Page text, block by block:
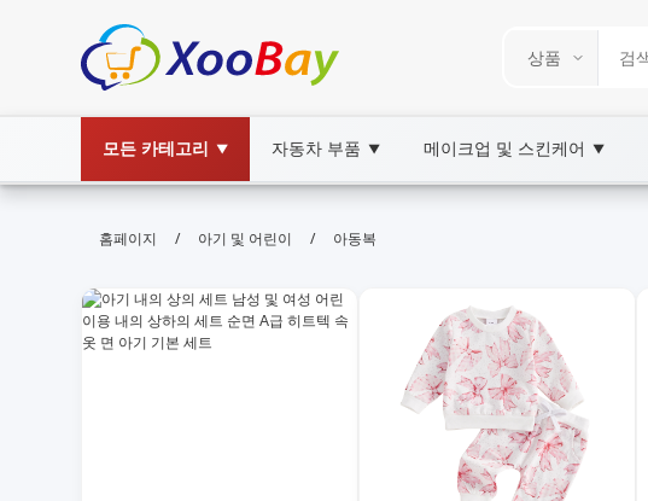
모든 카테고리 ▼ 자동차 부품 ▼ 메이크업 및 스킨케어 ▼
아동복 | XOOBAY B2B/B2C Marketplace
합리적가격의아동복!
홈페이지 / 아기 및 어린이 / 아동복